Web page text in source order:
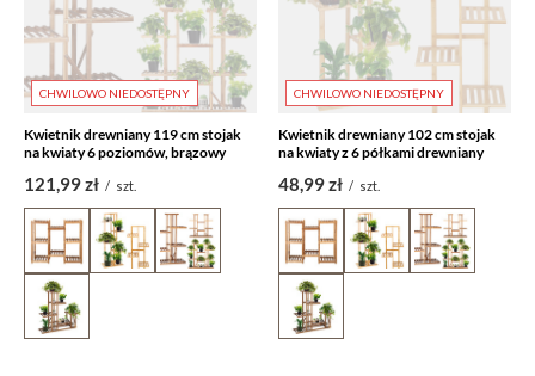
CHWILOWO NIEDOSTĘPNY
Kwietnik drewniany 119 cm stojak
na kwiaty 6 poziomów, brązowy
121,99 zł / szt.
CHWILOWO NIEDOSTĘPNY
Kwietnik drewniany 102 cm stojak
na kwiaty z 6 półkami drewniany
48,99 zł / szt.